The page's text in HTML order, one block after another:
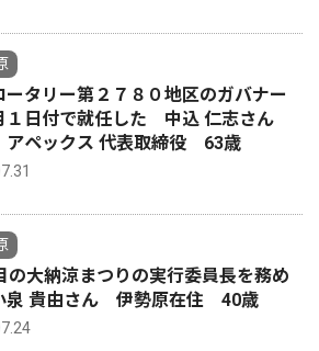
ータリー第２７８０地区のガバナー
１日付で就任した 中込 仁志さん
アペックス 代表取締役 63歳
の大納涼まつりの実行委員長を務め
貴由さん 伊勢原在住 40歳